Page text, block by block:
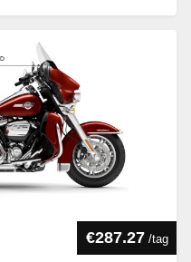
€287.27 /tag